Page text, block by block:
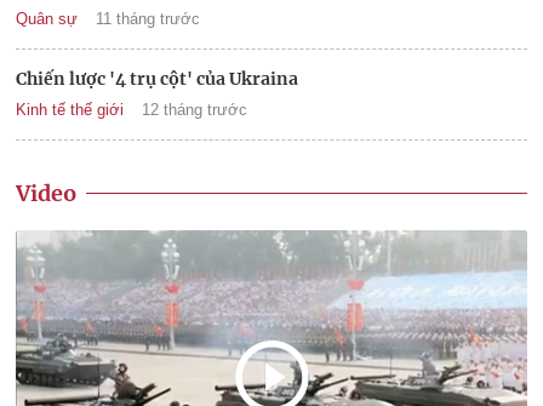
Quân sự 11 tháng trước
Chiến lược '4 trụ cột' của Ukraina
Kinh tế thế giới 12 tháng trước
Video